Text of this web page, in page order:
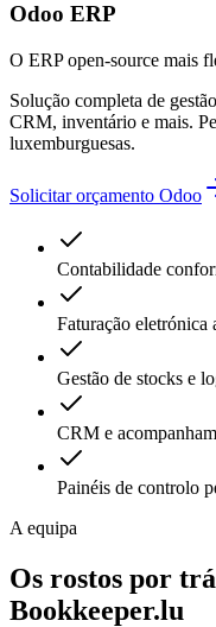
Odoo ERP
O ERP open-source mais
Solução completa de
CRM, inventário e mais.
luxemburguesas.
Solicitar orçamento Odoo
Contabilidade
Faturação eletrónica
Gestão de stocks e
CRM e
Painéis de controlo
A equipa
Os rostos por
Bookkeeper.lu